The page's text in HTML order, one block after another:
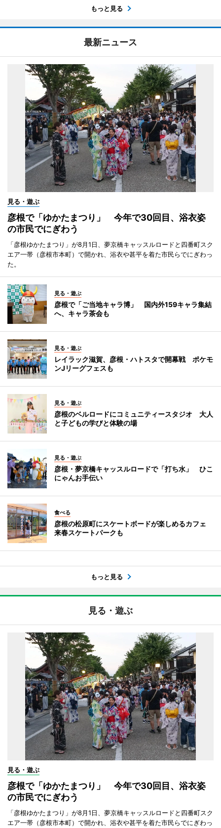
もっと見る
最新ニュース
見る・遊ぶ
彦根で「ゆかたまつり」 今年で30回目、浴衣姿
の市民でにぎわう
「彦根ゆかたまつり」が8月1日、夢京橋キャッスルロードと四番町スク
エア一帯（彦根市本町）で開かれ、浴衣や甚平を着た市民らでにぎわっ
た。
見る・遊ぶ
彦根で「ご当地キャラ博」 国内外159キャラ集結
へ、キャラ茶会も
見る・遊ぶ
レイラック滋賀、彦根・ハトスタで開幕戦 ポケモ
ンJリーグフェスも
見る・遊ぶ
彦根のベルロードにコミュニティースタジオ 大人
と子どもの学びと体験の場
見る・遊ぶ
彦根・夢京橋キャッスルロードで「打ち水」 ひこ
にゃんお手伝い
食べる
彦根の松原町にスケートボードが楽しめるカフェ
来春スケートパークも
もっと見る
見る・遊ぶ
見る・遊ぶ
彦根で「ゆかたまつり」 今年で30回目、浴衣姿
の市民でにぎわう
「彦根ゆかたまつり」が8月1日、夢京橋キャッスルロードと四番町スク
エア一帯（彦根市本町）で開かれ、浴衣や甚平を着た市民らでにぎわっ